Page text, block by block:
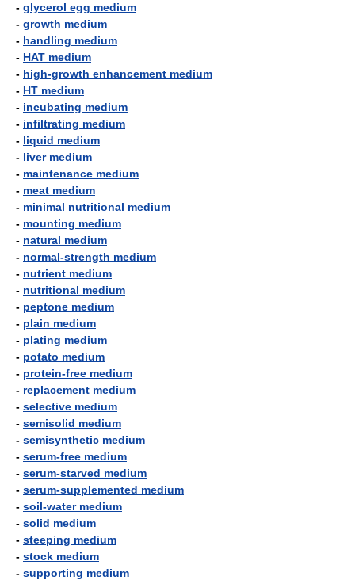
- glycerol egg medium
- growth medium
- handling medium
- HAT medium
- high-growth enhancement medium
- HT medium
- incubating medium
- infiltrating medium
- liquid medium
- liver medium
- maintenance medium
- meat medium
- minimal nutritional medium
- mounting medium
- natural medium
- normal-strength medium
- nutrient medium
- nutritional medium
- peptone medium
- plain medium
- plating medium
- potato medium
- protein-free medium
- replacement medium
- selective medium
- semisolid medium
- semisynthetic medium
- serum-free medium
- serum-starved medium
- serum-supplemented medium
- soil-water medium
- solid medium
- steeping medium
- stock medium
- supporting medium